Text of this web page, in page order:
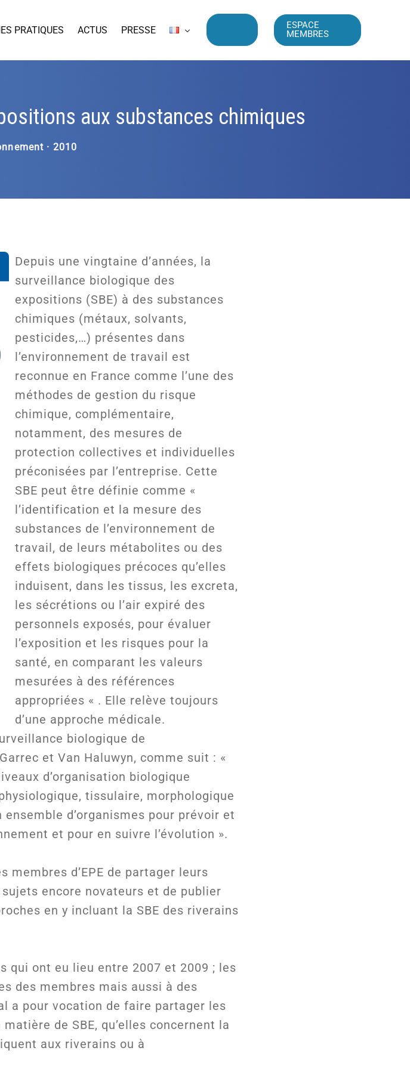
PRATIQUES ACTUS PRESSE
ESPACE
MEMBRES
aux substances chimiques
· 2010
Depuis une vingtaine d’années, la
surveillance biologique des
expositions (SBE) à des substances
chimiques (métaux, solvants,
pesticides,…) présentes dans
l’environnement de travail est
reconnue en France comme l’une des
méthodes de gestion du risque
chimique, complémentaire,
notamment, des mesures de
protection collectives et individuelles
préconisées par l’entreprise. Cette
SBE peut être définie comme «
l’identification et la mesure des
substances de l’environnement de
travail, de leurs métabolites ou des
effets biologiques précoces qu’elles
induisent, dans les tissus, les excreta,
les sécrétions ou l’air expiré des
personnels exposés, pour évaluer
l’exposition et les risques pour la
santé, en comparant les valeurs
mesurées à des références
appropriées « . Elle relève toujours
d’une approche médicale.
biologique de
et Van Haluwyn, comme suit : «
d’organisation biologique
tissulaire, morphologique
ensemble d’organismes pour prévoir et
et pour en suivre l’évolution ».
d’EPE de partager leurs
encore novateurs et de publier
en y incluant la SBE des riverains
qui ont eu lieu entre 2007 et 2009 ; les
des membres mais aussi à des
a pour vocation de faire partager les
de SBE, qu’elles concernent la
aux riverains ou à